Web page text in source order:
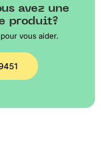
avez une
produit?
vous aider.